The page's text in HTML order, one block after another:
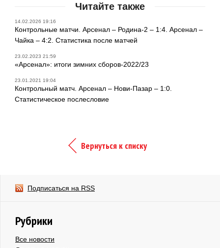
Читайте также
14.02.2026 19:16
Контрольные матчи. Арсенал – Родина-2 – 1:4. Арсенал –
Чайка – 4:2. Статистика после матчей
23.02.2023 21:59
«Арсенал»: итоги зимних сборов-2022/23
23.01.2021 19:04
Контрольный матч. Арсенал – Нови-Пазар – 1:0.
Статистическое послесловие
Вернуться к списку
Подписаться на RSS
Рубрики
Все новости